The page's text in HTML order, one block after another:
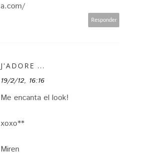
a.com/
Responder
J'ADORE ...
19/2/12, 16:16
Me encanta el look!
xoxo**
Miren